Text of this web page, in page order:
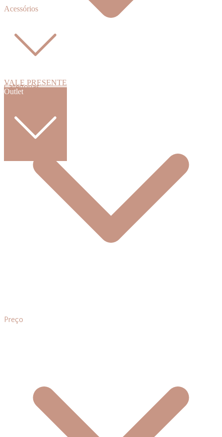
Acessórios
VALE PRESENTE
Outlet
Categorias
Preço